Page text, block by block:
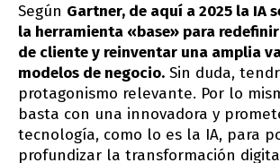
Según Gartner, de aquí a 2025 la IA
la herramienta «base» para
de cliente y reinventar una amplia
modelos de negocio. Sin duda,
protagonismo relevante. Por lo
basta con una innovadora y
tecnología, como lo es la IA, para
profundizar la transformación